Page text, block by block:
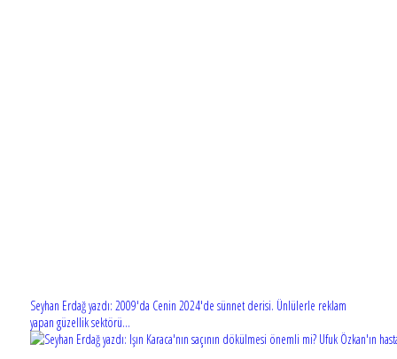
Seyhan Erdağ yazdı: 2009'da Cenin 2024'de sünnet derisi. Ünlülerle reklam
yapan güzellik sektörü...